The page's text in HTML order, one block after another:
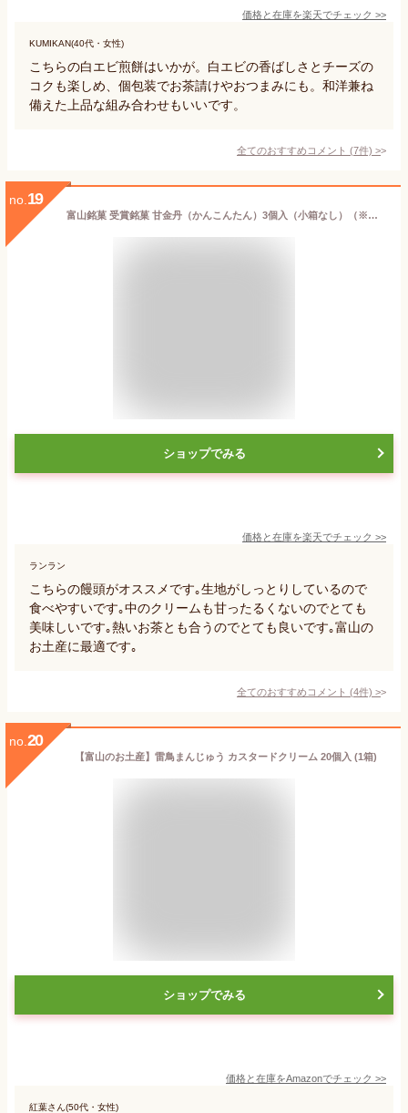
価格と在庫を楽天でチェック >>
KUMIKAN(40代・女性)
こちらの白エビ煎餅はいかが。白エビの香ばしさとチーズの
コクも楽しめ、個包装でお茶請けやおつまみにも。和洋兼ね
備えた上品な組み合わせもいいです。
全てのおすすめコメント (7件) >
no. 19
富山銘菓 受賞銘菓 甘金丹（かんこんたん）3個入（小箱なし）（※熨斗掛け不可）お土産
ショップでみる
価格と在庫を楽天でチェック >>
ランラン
こちらの饅頭がオススメです｡生地がしっとりしているので
食べやすいです｡中のクリームも甘ったるくないのでとても
美味しいです｡熱いお茶とも合うのでとても良いです｡富山の
お土産に最適です｡
全てのおすすめコメント (4件) >
no. 20
【富山のお土産】雷鳥まんじゅう カスタードクリーム 20個入 (1箱)
ショップでみる
価格と在庫をAmazonでチェック >>
紅葉さん(50代・女性)